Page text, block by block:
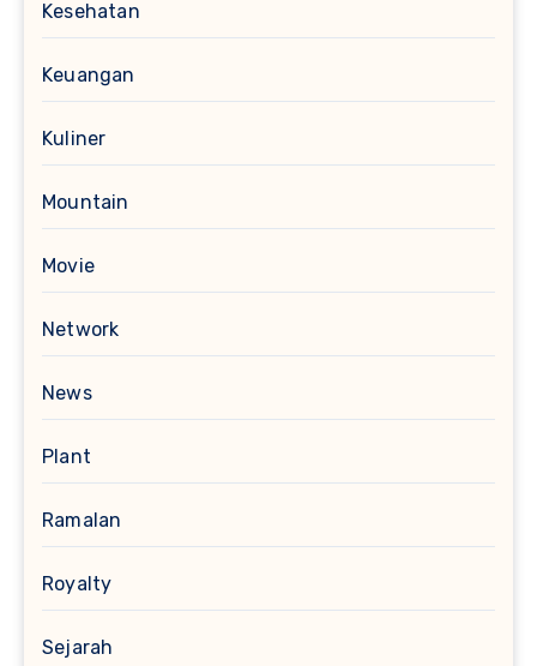
Kesehatan
Keuangan
Kuliner
Mountain
Movie
Network
News
Plant
Ramalan
Royalty
Sejarah